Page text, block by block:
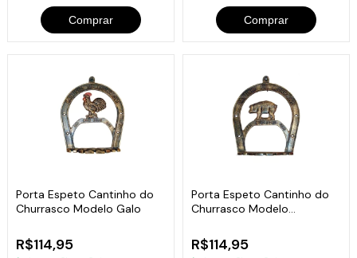
Comprar Comprar
Porta Espeto Cantinho do
Churrasco Modelo Galo
R$114,95
Porta Espeto Cantinho do
Churrasco Modelo
R$114,95